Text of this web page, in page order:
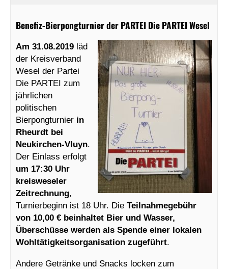
Benefiz-Bierpongturnier der PARTEI Die PARTEI Wesel
Am 31.08.2019 läd
der Kreisverband
Wesel der Partei
Die PARTEI zum
jährlichen
politischen
Bierpongturnier in
Rheurdt bei
Neukirchen-Vluyn.
Der Einlass erfolgt
um 17:30 Uhr
kreisweseler
Zeitrechnung,
Turnierbeginn ist 18 Uhr. Die Teilnahmegebühr
von 10,00 € beinhaltet Bier und Wasser,
Überschüsse werden als Spende einer lokalen
Wohltätigkeitsorganisation zugeführt.
Andere Getränke und Snacks locken zum